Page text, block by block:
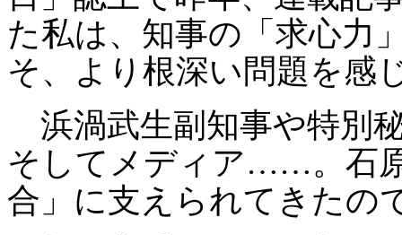
た私は、知事の「求心力
そ、より根深い問題を感
浜渦武生副知事や特別
そしてメディア……。石
合」に支えられてきたの